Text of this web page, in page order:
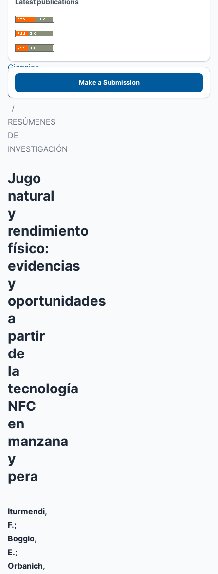
Patagónico de
Alimentos.
Facultad de
Ciencias
UNLPam
/
RESÚMENES
DE
INVESTIGACIÓN
Jugo
natural
y
rendimiento
físico:
evidencias
y
oportunidades
a
partir
de
la
tecnología
NFC
en
manzana
y
pera
Iturmendi,
F.;
Boggio,
E.;
Orbanich,
Make a Submission